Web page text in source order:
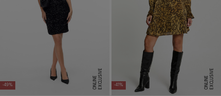
-49% E
X
C
L
U
SI
V
E
O
N
LI
N
E -41% E
X
C
L
U
SI
V
E
O
N
LI
N
E